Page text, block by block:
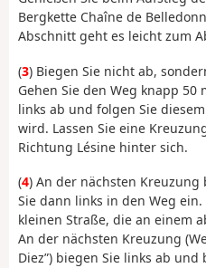
Bergkette Chaîne de
Abschnitt geht es leicht zum
(3) Biegen Sie nicht ab,
Gehen Sie den Weg knapp
links ab und folgen Sie
wird. Lassen Sie eine
Richtung Lésine hinter sich.
(4) An der nächsten Kreuzung
Sie dann links in den Weg
kleinen Straße, die an einem
An der nächsten Kreuzung
Diez”) biegen Sie links ab